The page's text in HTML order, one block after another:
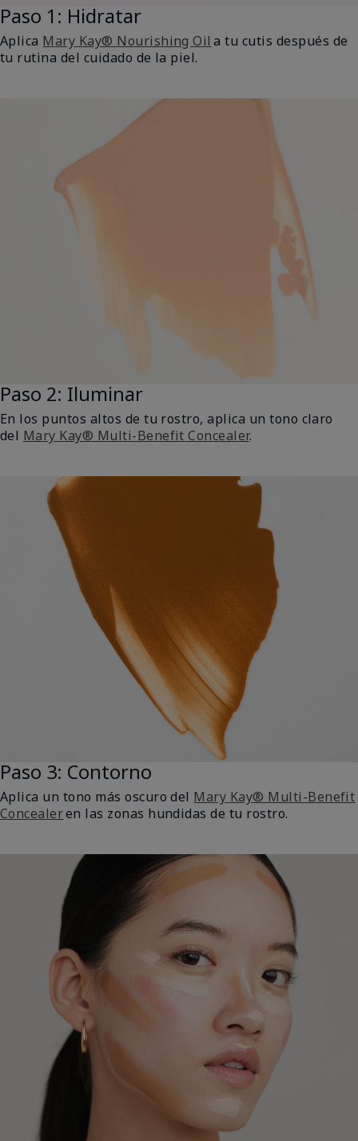
Paso 1: Hidratar
Aplica Mary Kay® Nourishing Oil a tu cutis después de
tu rutina del cuidado de la piel.
Paso 2: Iluminar
En los puntos altos de tu rostro, aplica un tono claro
del Mary Kay® Multi-Benefit Concealer.
Paso 3: Contorno
Aplica un tono más oscuro del Mary Kay® Multi-Benefit
Concealeren las zonas hundidas de tu rostro.